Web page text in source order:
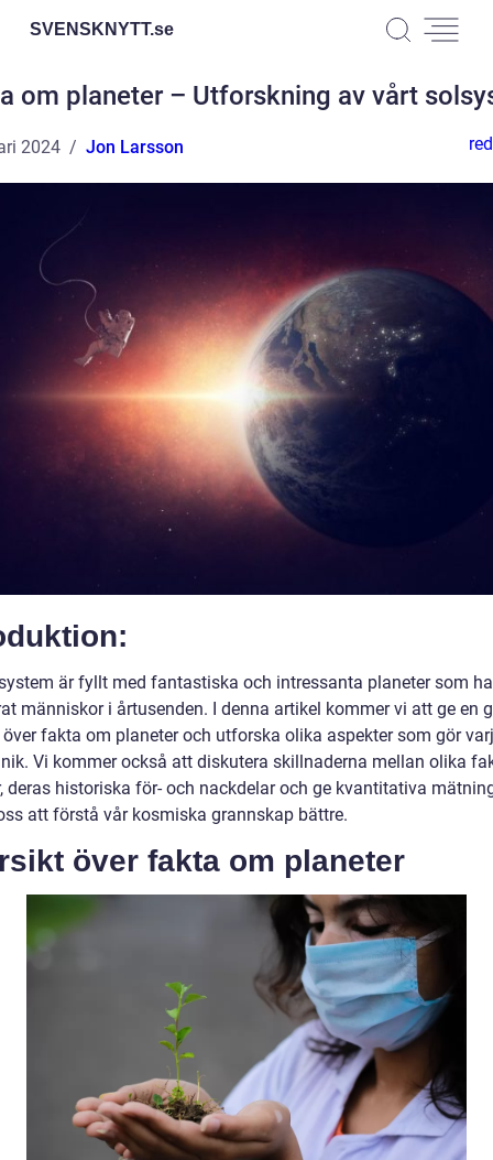
SVENSKNYTT.se
om planeter – Utforskning av vårt
2024 Jon Larsson
är fyllt med fantastiska och intressanta planeter som
människor i årtusenden. I denna artikel kommer vi att ge en
fakta om planeter och utforska olika aspekter som gör
Vi kommer också att diskutera skillnaderna mellan olika
deras historiska för- och nackdelar och ge kvantitativa
att förstå vår kosmiska grannskap bättre.
över fakta om planeter